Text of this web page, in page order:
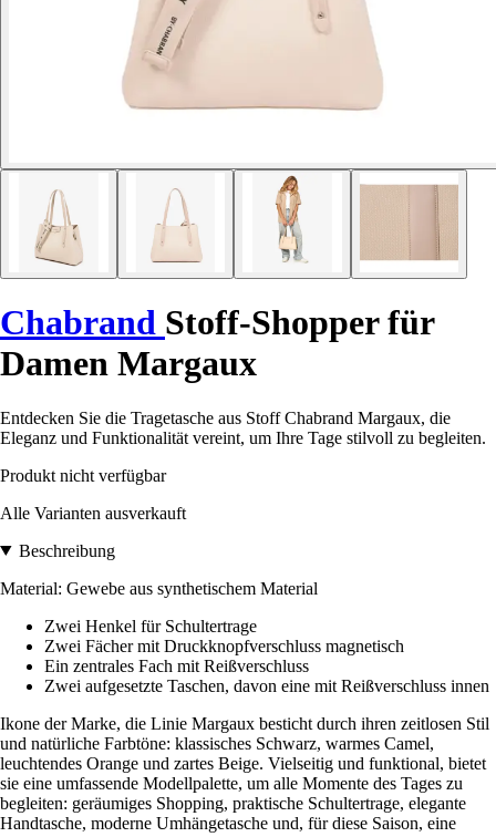
Chabrand Stoff-Shopper für
Damen Margaux
Entdecken Sie die Tragetasche aus Stoff Chabrand Margaux, die
Eleganz und Funktionalität vereint, um Ihre Tage stilvoll zu begleiten.
Produkt nicht verfügbar
Alle Varianten ausverkauft
Beschreibung
Material: Gewebe aus synthetischem Material
Zwei Henkel für Schultertrage
Zwei Fächer mit Druckknopfverschluss magnetisch
Ein zentrales Fach mit Reißverschluss
Zwei aufgesetzte Taschen, davon eine mit Reißverschluss innen
Ikone der Marke, die Linie Margaux besticht durch ihren zeitlosen Stil
und natürliche Farbtöne: klassisches Schwarz, warmes Camel,
leuchtendes Orange und zartes Beige. Vielseitig und funktional, bietet
sie eine umfassende Modellpalette, um alle Momente des Tages zu
begleiten: geräumiges Shopping, praktische Schultertrage, elegante
Handtasche, moderne Umhängetasche und, für diese Saison, eine